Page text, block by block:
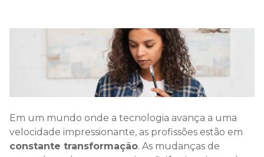
Em um mundo onde a tecnologia avança a uma
velocidade impressionante, as profissões estão em
constante transformação. As mudanças de